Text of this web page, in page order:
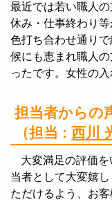
最近では若い職人
休み・仕事終わり
色打ち合わせ通り
候にも恵まれ職人
ったです。女性の
担当者からの
（担当 :西川
大変満足の評価
当者として大変嬉
ただけるよう、お